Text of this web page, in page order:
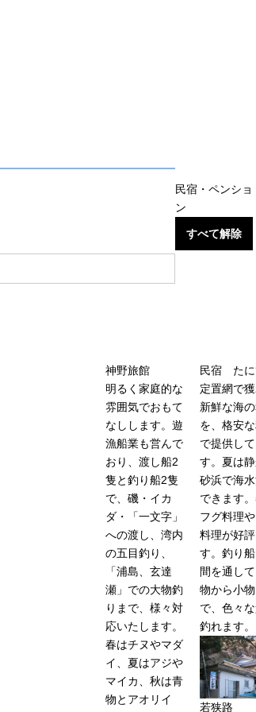
民宿・ペンショ
ン
すべて解除
神野旅館
明るく家庭的な
雰囲気でおもて
なしします。遊
漁船業も営んで
おり、渡し船2
隻と釣り船2隻
で、磯・イカ
ダ・「一文字」
への渡し、湾内
の五目釣り、
「浦島、玄達
瀬」での大物釣
りまで、様々対
応いたします。
春はチヌやマダ
イ、夏はアジや
マイカ、秋は青
物とアオリイ
民宿 たに
定置網で
新鮮な海
を、格安
で提供し
す。夏は
砂浜で海
できます
フグ料理
料理が好
す。釣り
間を通し
物から小
で、色々
釣れます。
若狭路